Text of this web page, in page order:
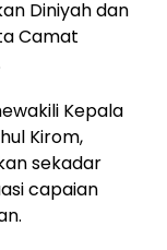
Diniyah dan
Camat
Kepala
Kirom,
sekadar
capaian